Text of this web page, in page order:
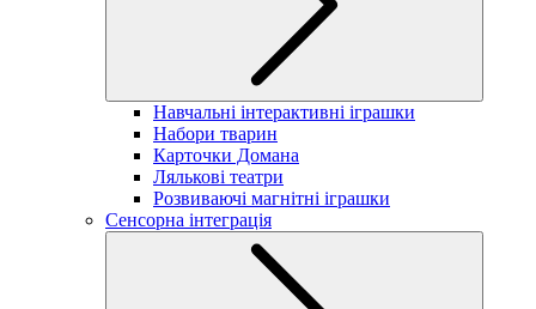
Навчальні інтерактивні іграшки
Набори тварин
Карточки Домана
Лялькові театри
Розвиваючі магнітні іграшки
Сенсорна інтеграція